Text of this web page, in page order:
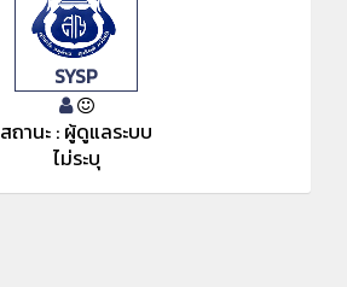
SYSP
สถานะ : ผู้ดูแลระบบ
ไม่ระบุ